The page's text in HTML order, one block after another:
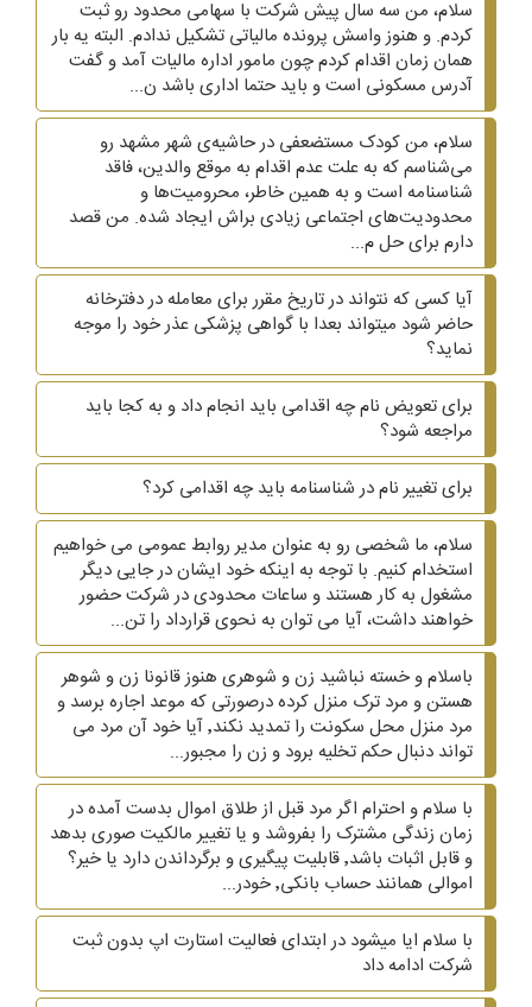
سلام، من سه سال پیش شرکت با سهامی محدود رو ثبت
کردم. و هنوز واسش پرونده مالیاتی تشکیل ندادم. البته یه بار
همان زمان اقدام کردم چون مامور اداره مالیات آمد و گفت
آدرس مسکونی است و باید حتما اداری باشد ن...
سلام، من کودک مستضعفی در حاشیه‌ی شهر مشهد رو
می‌شناسم که به علت عدم اقدام به موقع والدین، فاقد
شناسنامه است و به همین خاطر، محرومیت‌ها و
محدودیت‌های اجتماعی زیادی براش ایجاد شده. من قصد
دارم برای حل م...
آیا کسی که نتواند در تاریخ مقرر برای معامله در دفترخانه
حاضر شود میتواند بعدا با گواهی پزشکی عذر خود را موجه
نماید؟
برای تعویض نام چه اقدامی باید انجام داد و به کجا باید
مراجعه شود؟
برای تغییر نام در شناسنامه باید چه اقدامی کرد؟
سلام، ما شخصی رو به عنوان مدیر روابط عمومی می خواهیم
استخدام کنیم. با توجه به اینکه خود ایشان در جایی دیگر
مشغول به کار هستند و ساعات محدودی در شرکت حضور
خواهند داشت، آیا می توان به نحوی قرارداد را تن...
باسلام و خسته نباشید زن و شوهری هنوز قانونا زن و شوهر
هستن و مرد ترک منزل کرده درصورتی که موعد اجاره برسد و
مرد منزل محل سکونت را تمدید نکند٬ آیا خود آن مرد می
تواند دنبال حکم تخلیه برود و زن را مجبور...
با سلام و احترام اگر مرد قبل از طلاق اموال بدست آمده در
زمان زندگی مشترک را بفروشد و یا تغییر مالکیت صوری بدهد
و قابل اثبات باشد٬ قابلیت پیگیری و برگرداندن دارد یا خیر؟
اموالی همانند حساب بانکی٬ خودر...
با سلام ایا میشود در ابتدای فعالیت استارت اپ بدون ثبت
شرکت ادامه داد